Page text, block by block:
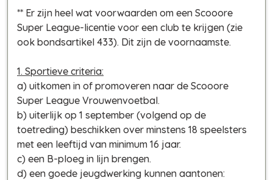
** Er zijn heel wat voorwaarden om een Scooore
Super League-licentie voor een club te krijgen (zie
ook bondsartikel 433). Dit zijn de voornaamste.
1. Sportieve criteria:
a) uitkomen in of promoveren naar de Scooore
Super League Vrouwenvoetbal.
b) uiterlijk op 1 september (volgend op de
toetreding) beschikken over minstens 18 speelsters
met een leeftijd van minimum 16 jaar.
c) een B-ploeg in lijn brengen.
d) een goede jeugdwerking kunnen aantonen: